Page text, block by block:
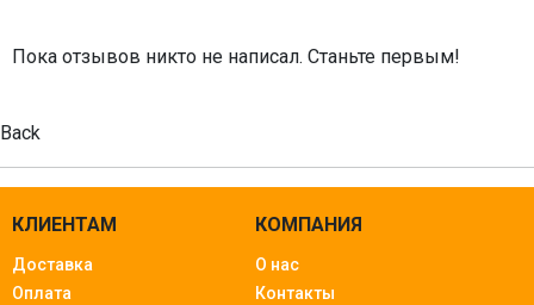
Пока отзывов никто не написал. Станьте первым!
Back
КЛИЕНТАМ
Доставка
Оплата
КОМПАНИЯ
О нас
Контакты